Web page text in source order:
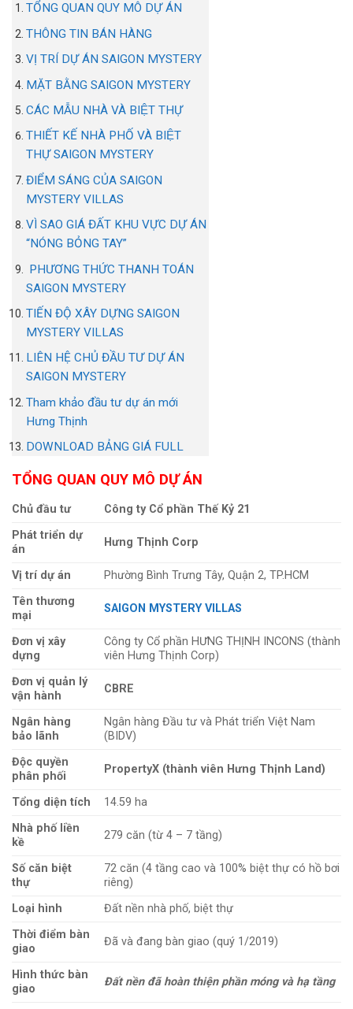
TỔNG QUAN QUY MÔ DỰ ÁN
THÔNG TIN BÁN HÀNG
VỊ TRÍ DỰ ÁN SAIGON MYSTERY
MẶT BẰNG SAIGON MYSTERY
CÁC MẪU NHÀ VÀ BIỆT THỰ
THIẾT KẾ NHÀ PHỐ VÀ BIỆT
THỰ SAIGON MYSTERY
ĐIỂM SÁNG CỦA SAIGON
MYSTERY VILLAS
VÌ SAO GIÁ ĐẤT KHU VỰC DỰ ÁN
“NÓNG BỎNG TAY”
PHƯƠNG THỨC THANH TOÁN
SAIGON MYSTERY
TIẾN ĐỘ XÂY DỰNG SAIGON
MYSTERY VILLAS
LIÊN HỆ CHỦ ĐẦU TƯ DỰ ÁN
SAIGON MYSTERY
Tham khảo đầu tư dự án mới
Hưng Thịnh
DOWNLOAD BẢNG GIÁ FULL
TỔNG QUAN QUY MÔ DỰ ÁN
Chủ đầu tư
Công ty Cổ phần Thế Kỷ 21
Phát triển dự
án
Hưng Thịnh Corp
Vị trí dự án
Phường Bình Trưng Tây, Quận 2, TP.HCM
Tên thương
mại
SAIGON MYSTERY VILLAS
Đơn vị xây
dựng
Công ty Cổ phần HƯNG THỊNH INCONS (thành
viên Hưng Thịnh Corp)
Đơn vị quản lý
vận hành
CBRE
Ngân hàng
bảo lãnh
Ngân hàng Đầu tư và Phát triển Việt Nam
(BIDV)
Độc quyền
phân phối
PropertyX (thành viên Hưng Thịnh Land)
Tổng diện tích
14.59 ha
Nhà phố liền
kề
279 căn (từ 4 – 7 tầng)
Số căn biệt
thự
72 căn (4 tầng cao và 100% biệt thự có hồ bơi
riêng)
Loại hình
Đất nền nhà phố, biệt thự
Thời điểm bàn
giao
Đã và đang bàn giao (quý 1/2019)
Hình thức bàn
giao
Đất nền đã hoàn thiện phần móng và hạ tầng